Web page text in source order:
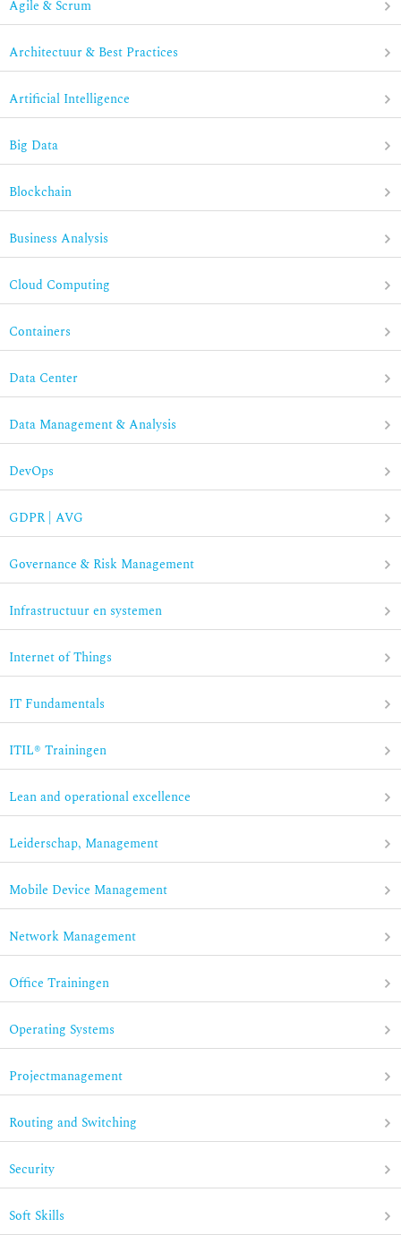
Agile & Scrum
Architectuur & Best Practices
Artificial Intelligence
Big Data
Blockchain
Business Analysis
Cloud Computing
Containers
Data Center
Data Management & Analysis
DevOps
GDPR | AVG
Governance & Risk Management
Infrastructuur en systemen
Internet of Things
IT Fundamentals
ITIL® Trainingen
Lean and operational excellence
Leiderschap, Management
Mobile Device Management
Network Management
Office Trainingen
Operating Systems
Projectmanagement
Routing and Switching
Security
Soft Skills